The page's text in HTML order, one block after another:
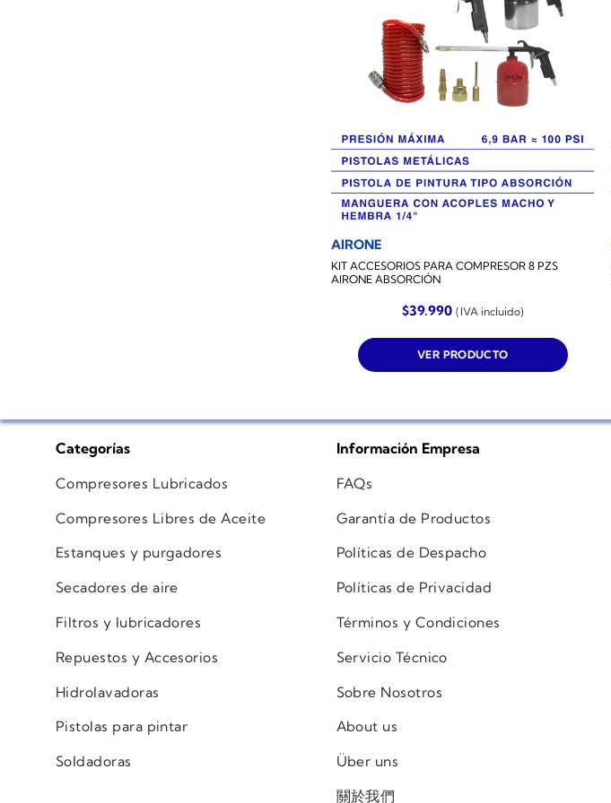
AIRONE
KIT ACCESORIOS PARA COMPRESOR 8 PZS
AIRONE ABSORCIÓN
$39.990 (IVA incluido)
VER PRODUCTO
Categorías
Compresores Lubricados
Compresores Libres de Aceite
Estanques y purgadores
Secadores de aire
Filtros y lubricadores
Repuestos y Accesorios
Hidrolavadoras
Pistolas para pintar
Soldadoras
Información Empresa
FAQs
Garantía de Productos
Políticas de Despacho
Políticas de Privacidad
Términos y Condiciones
Servicio Técnico
Sobre Nosotros
About us
Über uns
關於我們